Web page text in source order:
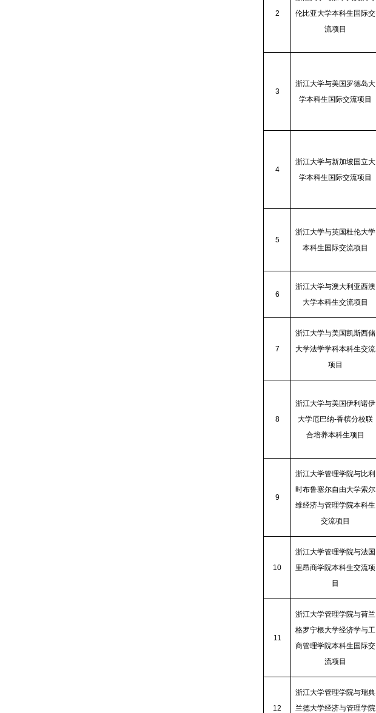
2
伦比亚大学本科生国际交
流项目
3
浙江大学与美国罗德岛大
学本科生国际交流项目
4
浙江大学与新加坡国立大
学本科生国际交流项目
5
浙江大学与英国杜伦大学
本科生国际交流项目
6
浙江大学与澳大利亚西澳
大学本科生交流项目
7
浙江大学与美国凯斯西储
大学法学学科本科生交流
项目
8
浙江大学与美国伊利诺伊
大学厄巴纳-香槟分校联
合培养本科生项目
9
浙江大学管理学院与比利
时布鲁塞尔自由大学索尔
维经济与管理学院本科生
交流项目
10
浙江大学管理学院与法国
里昂商学院本科生交流项
目
11
浙江大学管理学院与荷兰
格罗宁根大学经济学与工
商管理学院本科生国际交
流项目
12
浙江大学管理学院与瑞典
兰德大学经济与管理学院